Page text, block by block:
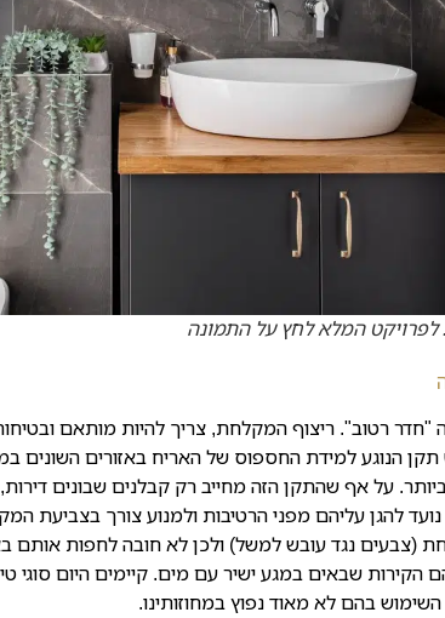
לפרויקט המלא לחץ על התמונה
רטוב". ריצוף המקלחת, צריך להיות מותאם
תקן הנוגע למידת החספוס של האריח באזורים השונים
על אף שהתקן הזה מחייב רק קבלנים שבונים
להגן עליהם מפני הרטיבות ולמנוע צורך בצביעת
(צבעים נגד עובש למשל) ולכן לא חובה לחפות אותם
הקירות שבאים במגע ישיר עם מים. קיימים היום סוגי
בהם לא מאוד נפוץ במחוזותינו.